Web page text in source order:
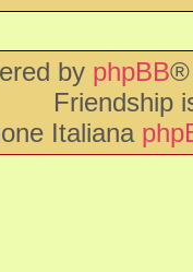
by phpBB®
Friendship
Italiana